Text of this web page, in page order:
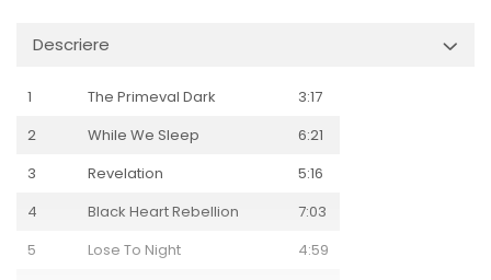
Descriere
1 The Primeval Dark
3:17
2
While We Sleep
6:21
3
Revelation
5:16
4
Black Heart Rebellion
7:03
5
Lose To Night
4:59